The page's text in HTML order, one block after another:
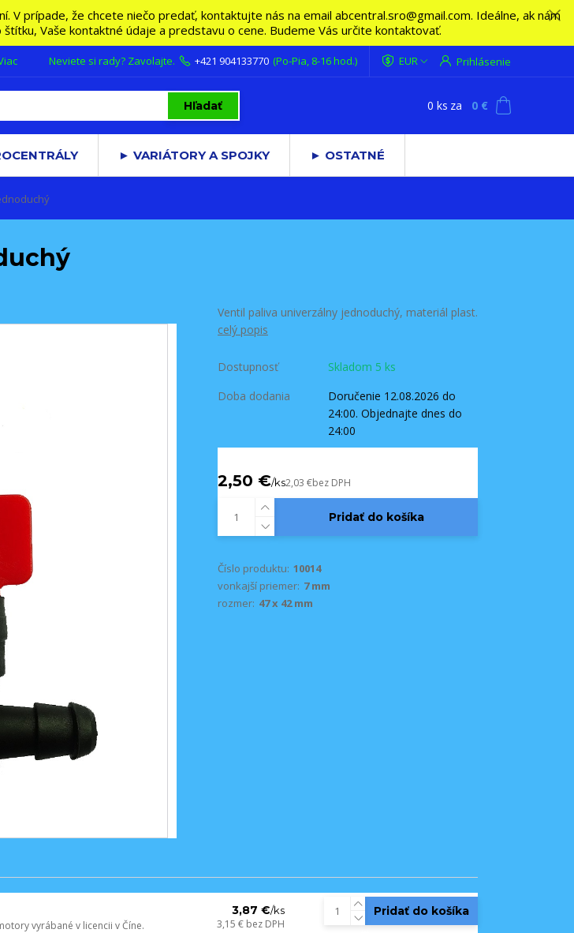
V prípade, že chcete niečo predať, kontaktujte nás na email abcentral.sro@gmail.com. Ideálne, ak nám
Vaše kontaktné údaje a predstavu o cene. Budeme Vás určite kontaktovať.
EUR Prihlásenie
Hľadať
Neviete si rady? Zavolajte. +421 904133770 (Po-Pia, 8-16 hod.)
0 ks za 0 €
► VARIÁTORY A SPOJKY ► OSTATNÉ
Ventil paliva univerzálny jednoduchý, materiál plast.
celý popis
Dostupnosť
Skladom 5 ks
Doba dodania
Doručenie 12.08.2026 do
24:00. Objednajte dnes do
24:00
2,50 €/ks2,03 €bez DPH
Pridať do košíka
Číslo produktu: 10014
vonkajší priemer: 7 mm
rozmer: 47 x 42 mm
vyrábané v licencii v Číne.
3,87 €/ks
3,15 € bez DPH
Pridať do košíka